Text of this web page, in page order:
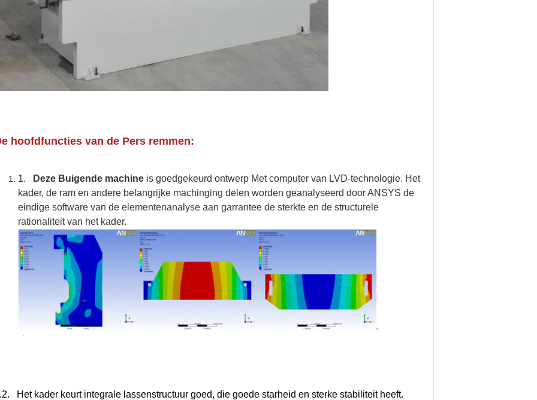
hoofdfuncties van de Pers remmen:
1. Deze Buigende machine is goedgekeurd ontwerp Met computer van LVD-technologie. Het
kader, de ram en andere belangrijke machinging delen worden geanalyseerd door ANSYS de
eindige software van de elementenanalyse aan garrantee de sterkte en de structurele
rationaliteit van het kader.
Het kader keurt integrale lassenstructuur goed, die goede starheid en sterke stabiliteit heeft.